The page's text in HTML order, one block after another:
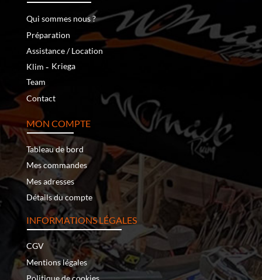
Qui sommes nous ?
Préparation
Assistance / Location
Klim ‐ Kriega
Team
Contact
MON COMPTE
Tableau de bord
Mes commandes
Mes adresses
Détails du compte
INFORMATIONS LÉGALES
CGV
Mentions légales